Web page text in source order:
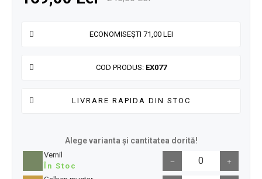
ECONOMISEȘTI 71,00 LEI
COD PRODUS: EX077
LIVRARE RAPIDA DIN STOC
Alege varianta și cantitatea dorită!
Vernil
În Stoc